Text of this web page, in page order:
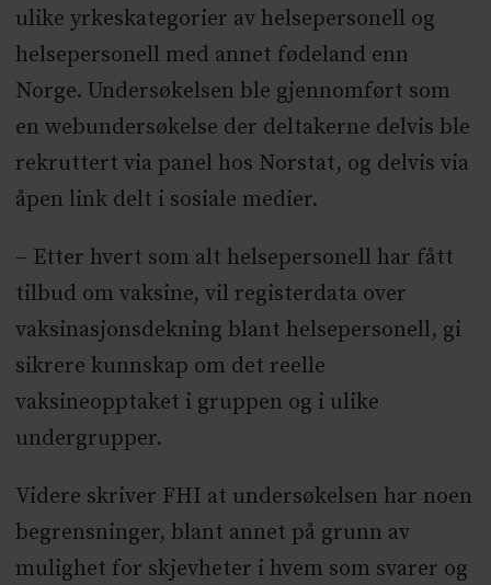
ulike yrkeskategorier av helsepersonell og
helsepersonell med annet fødeland enn
Norge. Undersøkelsen ble gjennomført som
en webundersøkelse der deltakerne delvis ble
rekruttert via panel hos Norstat, og delvis via
åpen link delt i sosiale medier.
– Etter hvert som alt helsepersonell har fått
tilbud om vaksine, vil registerdata over
vaksinasjonsdekning blant helsepersonell, gi
sikrere kunnskap om det reelle
vaksineopptaket i gruppen og i ulike
undergrupper.
Videre skriver FHI at undersøkelsen har noen
begrensninger, blant annet på grunn av
mulighet for skjevheter i hvem som svarer og